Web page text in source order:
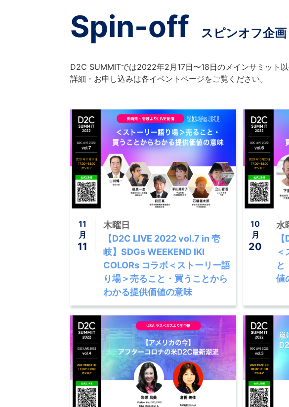
Spin-off スピンオフ企画
D2C SUMMITでは2022年2月17日〜18日のメインサミット
詳細・お申し込みは各イベントページをご覧ください。
11
月
11
木曜日
【D2C LIVE 2022 vol.7 in 壱
岐】SDGs WEEKEND IKI
COLORs コラボ＜ストーリー語
り場＞売ること・買うことから
わかる提供価値の意味
10
月
20
水
＜
と
値